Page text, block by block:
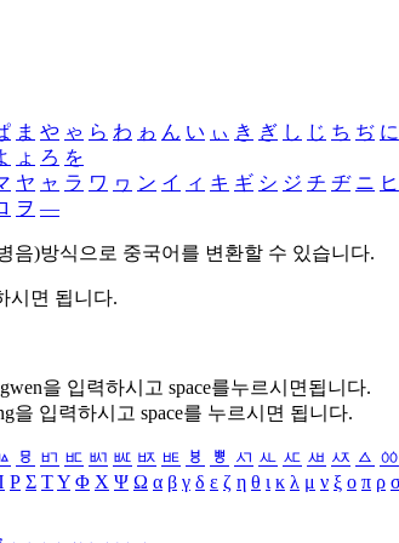
ま や ゃ ら わ ゎ ん い ぃ き ぎ し じ ち ぢ に
ょ ろ を
ヤ ャ ラ ワ ヮ ン イ ィ キ ギ シ ジ チ ヂ ニ ヒ
ヲ ―
음)방식으로 중국어를 변환할 수 있습니다.
시면 됩니다.
을 입력하시고 space를누르시면됩니다.
을 입력하시고 space를 누르시면 됩니다.
ㅱ ㅲ ㅳ ㅴ ㅵ ㅶ ㅷ ㅸ ㅹ ㅺ ㅻ ㅼ ㅽ ㅾ ㅿ ㆀ
Ρ Σ ΤΥ Φ Χ Ψ Ω α β γ δ ε ζ η θ ι κ λ μ ν ξ ο π ρ